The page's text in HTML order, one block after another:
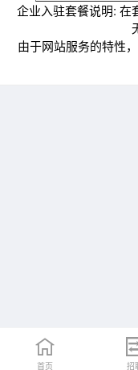
企业入驻套餐说明: 在
由于网站服务的特性
首页 招